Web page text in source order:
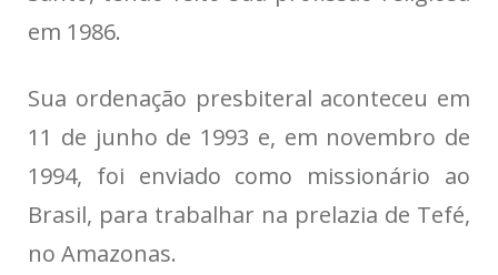
em 1986.
Sua ordenação presbiteral aconteceu em
11 de junho de 1993 e, em novembro de
1994, foi enviado como missionário ao
Brasil, para trabalhar na prelazia de Tefé,
no Amazonas.